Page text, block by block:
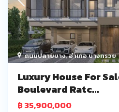
ถนนปลายบาง,อำเภอ บางกรวย
Luxury House For
Boulevard Ratc...
฿ 35,900,000